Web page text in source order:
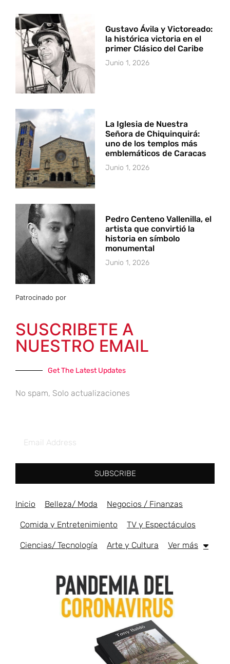
Gustavo Ávila y Victoreado:
la histórica victoria en el
primer Clásico del Caribe
Junio 1, 2026
La Iglesia de Nuestra
Señora de Chiquinquirá:
uno de los templos más
emblemáticos de Caracas
Junio 1, 2026
Pedro Centeno Vallenilla, el
artista que convirtió la
historia en símbolo
monumental
Junio 1, 2026
Patrocinado por
SUSCRIBETE A
NUESTRO EMAIL
Get The Latest Updates
No spam, Solo actualizaciones
SUBSCRIBE
Inicio Belleza/ Moda Negocios / Finanzas
Comida y Entretenimiento TV y Espectáculos
Ciencias/ Tecnología Arte y Cultura Ver más